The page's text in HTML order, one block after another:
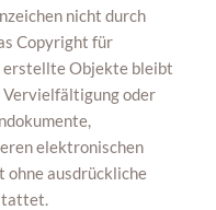
nicht durch
Copyright für
Objekte bleibt
Vervielfältigung oder
elektronischen
ohne ausdrückliche